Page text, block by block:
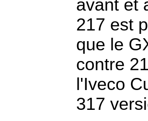
avant et
217 est
que le
contre
l'Iveco
317